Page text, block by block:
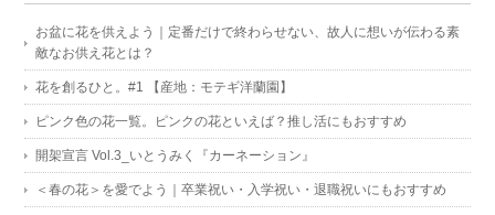
お盆に花を供えよう｜定番だけで終わらせない、故人に想いが伝わる素
敵なお供え花とは？
花を創るひと。#1 【産地：モテギ洋蘭園】
ピンク色の花一覧。ピンクの花といえば？推し活にもおすすめ
開架宣言 Vol.3_いとうみく『カーネーション』
＜春の花＞を愛でよう｜卒業祝い・入学祝い・退職祝いにもおすすめ